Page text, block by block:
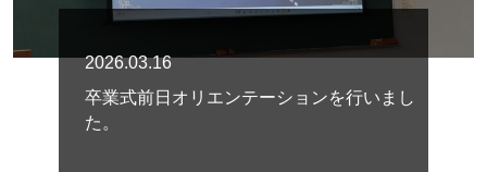
2026.03.16
卒業式前日オリエンテーションを行いまし
た。